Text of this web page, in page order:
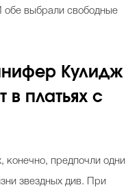
выбрали свободные
Кулидж
в платьях с
конечно, предпочли одни
звездных див. При